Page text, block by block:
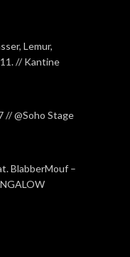
Lemur,
// Kantine
// @Soho Stage
BlabberMouf –